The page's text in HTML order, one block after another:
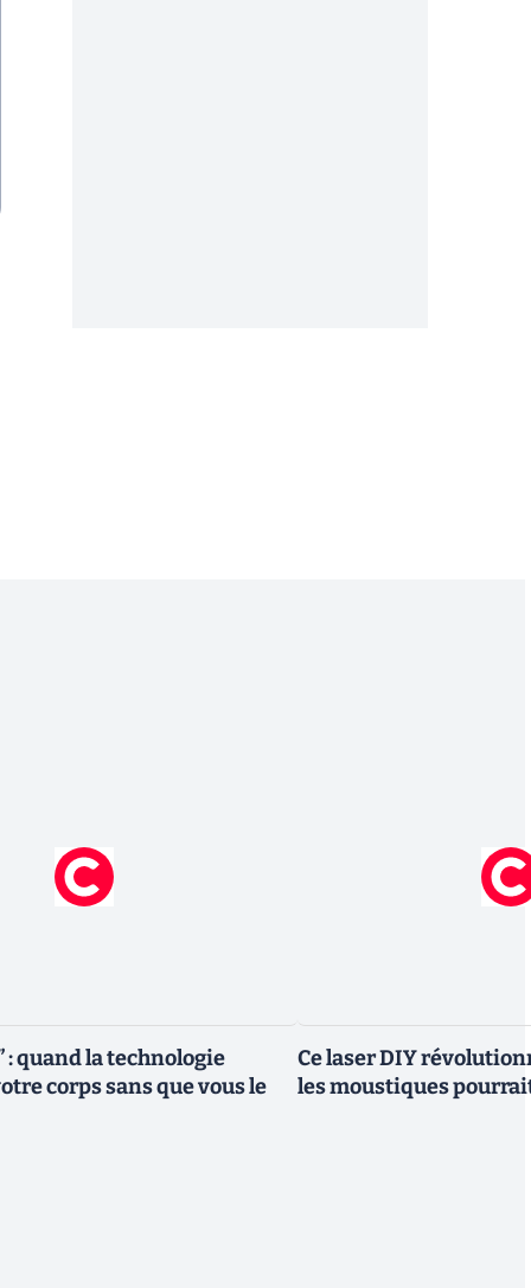
: quand la technologie
corps sans que vous le
Ce laser DIY
les moustiques